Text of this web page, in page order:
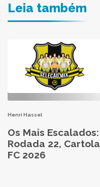
Leia também
Henri Hassel
Os Mais Escalados:
Rodada 22, Cartola
FC 2026